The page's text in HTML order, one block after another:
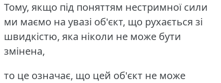
Тому, якщо під поняттям нестримної сили
ми маємо на увазі об'єкт, що рухається зі
швидкістю, яка ніколи не може бути
змінена,
то це означає, що цей об'єкт не може